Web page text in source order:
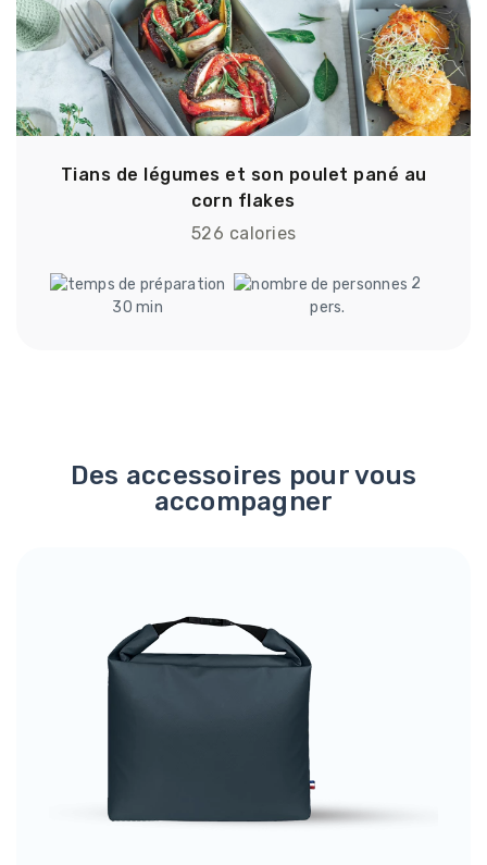
Tians de légumes et son poulet pané au
corn flakes
526 calories
30 min
2
pers.
Des accessoires pour vous
accompagner